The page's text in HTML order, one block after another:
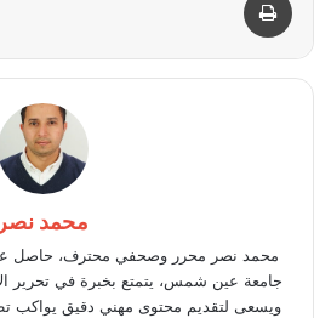
محمد نصر
محمد نصر محرر وصحفي محترف، حاصل
جامعة عين شمس، يتمتع بخبرة في تحرير
ويسعى لتقديم محتوى مهني دقيق يواكب